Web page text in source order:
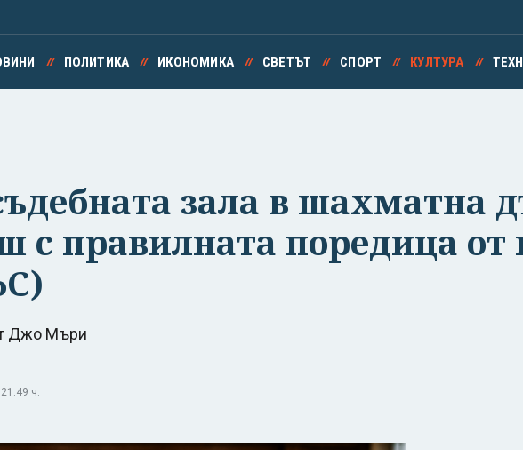
ПОЛИТИКА ИКОНОМИКА СВЕТЪТ СПОРТ КУЛТУРА
зала в шахматна
с правилната поредица
Джо Мъри
ч.